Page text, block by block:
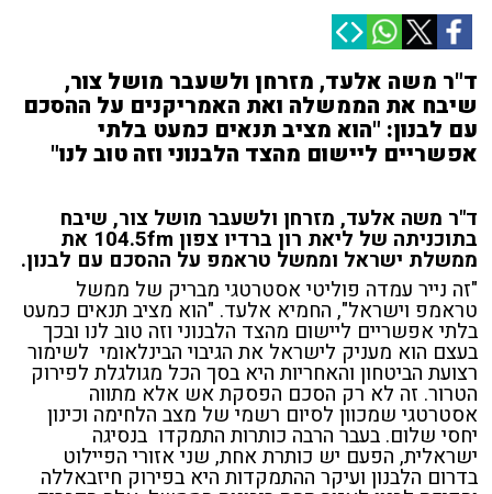
ד"ר משה אלעד, מזרחן ולשעבר מושל צור,
שיבח את הממשלה ואת האמריקנים על ההסכם
עם לבנון: "הוא מציב תנאים כמעט בלתי
אפשריים ליישום מהצד הלבנוני וזה טוב לנו"
ד"ר משה אלעד, מזרחן ולשעבר מושל צור, שיבח
בתוכניתה של ליאת רון ברדיו צפון 104.5fm את
ממשלת ישראל וממשל טראמפ על ההסכם עם לבנון.
"זה נייר עמדה פוליטי אסטרטגי מבריק של ממשל
טראמפ וישראל", החמיא אלעד. "הוא מציב תנאים כמעט
בלתי אפשריים ליישום מהצד הלבנוני וזה טוב לנו ובכך
בעצם הוא מעניק לישראל את הגיבוי הבינלאומי לשימור
רצועת הביטחון והאחריות היא בסך הכל מגולגלת לפירוק
הטרור. זה לא רק הסכם הפסקת אש אלא מתווה
אסטרטגי שמכוון לסיום רשמי של מצב הלחימה וכינון
יחסי שלום. בעבר הרבה כותרות התמקדו בנסיגה
ישראלית, הפעם יש כותרת אחת, שני אזורי הפיילוט
בדרום הלבנון ועיקר ההתמקדות היא בפירוק חיזבאללה